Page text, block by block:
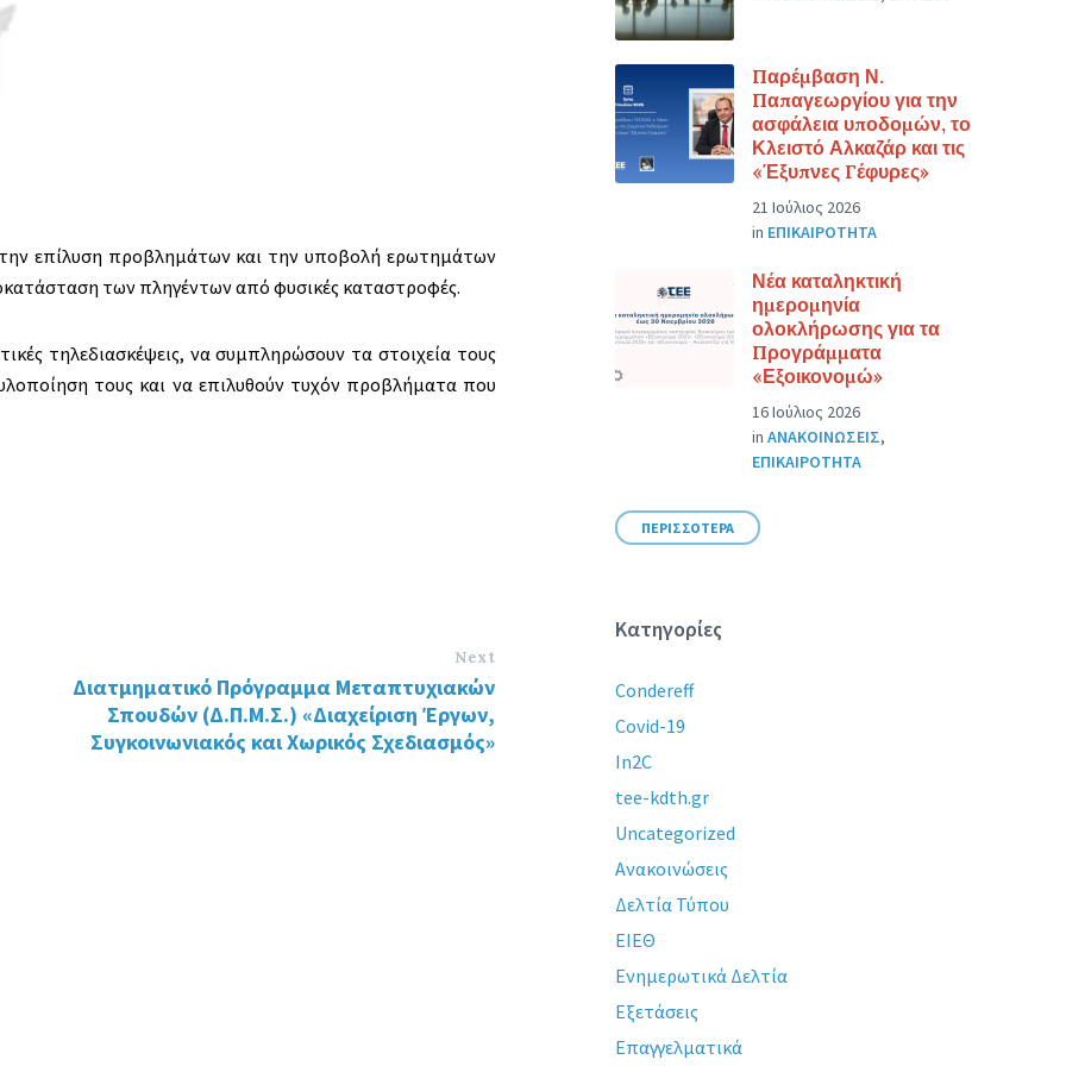
την επίλυση προβλημάτων και την υποβολή ερωτημάτων
των πληγέντων από φυσικές καταστροφές.
τηλεδιασκέψεις, να συμπληρώσουν τα στοιχεία τους
τους και να επιλυθούν τυχόν προβλήματα που
Next
Διατμηματικό Πρόγραμμα Μεταπτυχιακών
Σπουδών (Δ.Π.Μ.Σ.) «Διαχείριση Έργων,
Συγκοινωνιακός και Χωρικός Σχεδιασμός»
Παρέμβαση Ν.
Παπαγεωργίου για την
ασφάλεια υποδομών, το
Κλειστό Αλκαζάρ και τις
«Έξυπνες Γέφυρες»
21 Ιούλιος 2026
in ΕΠΙΚΑΙΡΟΤΗΤΑ
Νέα καταληκτική
ημερομηνία
ολοκλήρωσης για τα
Προγράμματα
«Εξοικονομώ»
16 Ιούλιος 2026
inΑΝΑΚΟΙΝΩΣΕΙΣ,
ΕΠΙΚΑΙΡΟΤΗΤΑ
ΠΕΡΙΣΣΟΤΕΡΑ
Κατηγορίες
Condereff
Covid-19
In2C
tee-kdth.gr
Uncategorized
Ανακοινώσεις
Δελτία Τύπου
ΕΙΕΘ
Ενημερωτικά Δελτία
Εξετάσεις
Επαγγελματικά